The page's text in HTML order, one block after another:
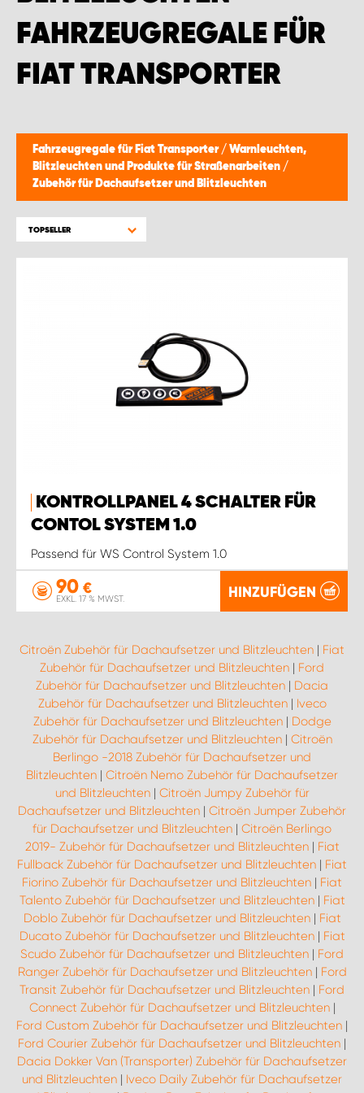
FAHRZEUGREGALE FÜR
FIAT TRANSPORTER
Fahrzeugregale für Fiat Transporter / Warnleuchten,
Blitzleuchten und Produkte für Straßenarbeiten /
Zubehör für Dachaufsetzer und Blitzleuchten
TOPSELLER
KONTROLLPANEL 4 SCHALTER FÜR
CONTOL SYSTEM 1.0
Passend für WS Control System 1.0
90 €
EXKL. 17 % MWST. HINZUFÜGEN
Citroën Zubehör für Dachaufsetzer und Blitzleuchten | Fiat
Zubehör für Dachaufsetzer und Blitzleuchten | Ford
Zubehör für Dachaufsetzer und Blitzleuchten | Dacia
Zubehör für Dachaufsetzer und Blitzleuchten| Iveco
Zubehör für Dachaufsetzer und Blitzleuchten| Dodge
Zubehör für Dachaufsetzer und Blitzleuchten| Citroën
Berlingo -2018 Zubehör für Dachaufsetzer und
Blitzleuchten | Citroën Nemo Zubehör für Dachaufsetzer
und Blitzleuchten| Citroën Jumpy Zubehör für
Dachaufsetzer und Blitzleuchten | Citroën Jumper Zubehör
für Dachaufsetzer und Blitzleuchten | Citroën Berlingo
2019- Zubehör für Dachaufsetzer und Blitzleuchten| Fiat
Fullback Zubehör für Dachaufsetzer und Blitzleuchten | Fiat
Fiorino Zubehör für Dachaufsetzer und Blitzleuchten | Fiat
Talento Zubehör für Dachaufsetzer und Blitzleuchten| Fiat
Doblo Zubehör für Dachaufsetzer und Blitzleuchten| Fiat
Ducato Zubehör für Dachaufsetzer und Blitzleuchten| Fiat
Scudo Zubehör für Dachaufsetzer und Blitzleuchten | Ford
Ranger Zubehör für Dachaufsetzer und Blitzleuchten| Ford
Transit Zubehör für Dachaufsetzer und Blitzleuchten | Ford
Connect Zubehör für Dachaufsetzer und Blitzleuchten|
Ford Custom Zubehör für Dachaufsetzer und Blitzleuchten |
Ford Courier Zubehör für Dachaufsetzer und Blitzleuchten |
Dacia Dokker Van (Transporter) Zubehör für Dachaufsetzer
und Blitzleuchten | Iveco Daily Zubehör für Dachaufsetzer